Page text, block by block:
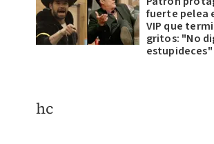
fuerte pelea
VIP que
gritos: "No
estupideces"
​hc